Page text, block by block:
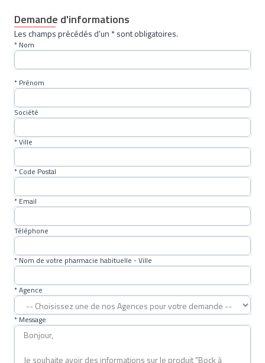
Demande d'informations
Les champs précédés d’un * sont obligatoires.
* Nom
* Prénom
Société
* Ville
* Code Postal
* Email
Téléphone
* Nom de votre pharmacie habituelle - Ville
* Agence
* Message